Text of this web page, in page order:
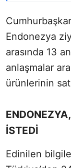
Endonezya
arasında 13
anlaşmalar
ürünlerinin
İSTEDİ
Edinilen